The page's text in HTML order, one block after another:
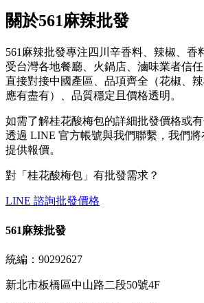
關於561麻辣批發
561麻辣批發專注四川辛香料、辣椒、香
受台灣各地餐廳、火鍋店、滷味業者信
直接對接中國產區、品項齊全（花椒、
應有盡有）、品質穩定且價格透明。
如需了解桂花酸梅包的詳細批發價格或
透過 LINE 官方帳號與我們聯繫，我們
提供報價。
對「 桂花酸梅包 」有批發需求？
LINE 諮詢批發價格
561麻辣批發
統編：90292627
新北市板橋區中山路二段50號4F